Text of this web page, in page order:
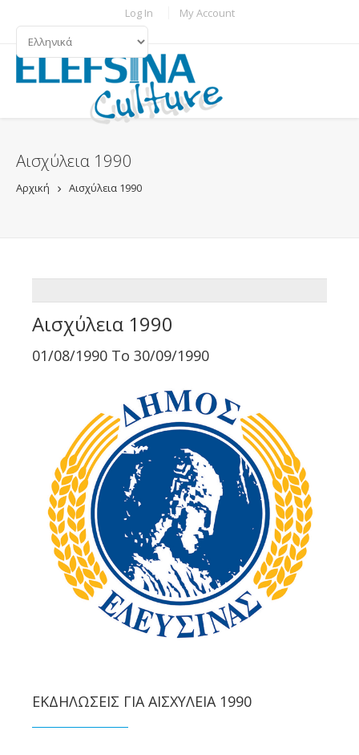
Παράκαμψη προς το κυρίως περιεχόμενο
Log In My Account
ΓΛΏΣΣΕΣ
Αισχύλεια 1990
Αρχική Αισχύλεια 1990
Αισχύλεια 1990
01/08/1990 To 30/09/1990
ΕΚΔΗΛΏΣΕΙΣ ΓΙΑ ΑΙΣΧΎΛΕΙΑ 1990